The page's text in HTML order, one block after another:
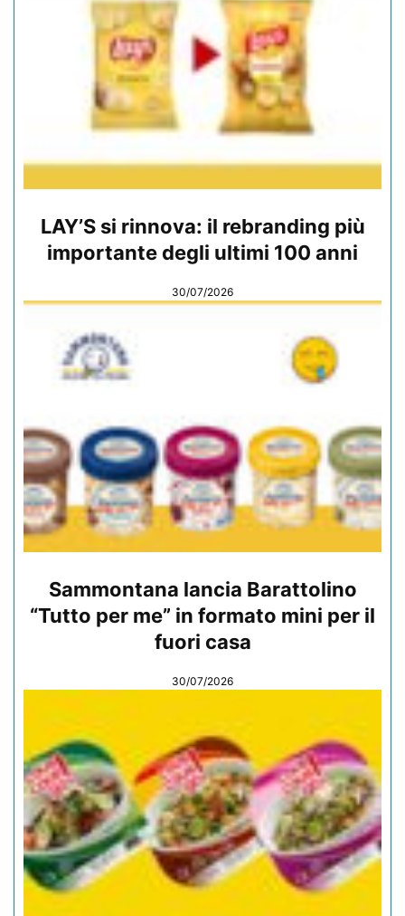
LAY’S si rinnova: il rebranding più
importante degli ultimi 100 anni
30/07/2026
Sammontana lancia Barattolino
“Tutto per me” in formato mini per il
fuori casa
30/07/2026